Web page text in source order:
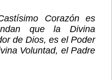
Corazón es
que la Divina
de Dios, es el Poder
Voluntad, el Padre